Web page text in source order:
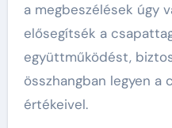
a megbeszélések úgy
elősegítsék a
együttműködést,
összhangban legyen a
értékeivel.